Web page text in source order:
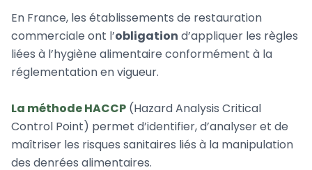
En France, les établissements de restauration
commerciale ont l’obligation d’appliquer les règles
liées à l’hygiène alimentaire conformément à la
réglementation en vigueur.
La méthode HACCP (Hazard Analysis Critical
Control Point) permet d’identifier, d’analyser et de
maîtriser les risques sanitaires liés à la manipulation
des denrées alimentaires.